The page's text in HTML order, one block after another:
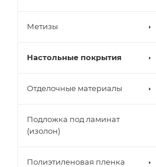
Метизы
Настольные покрытия
Отделочные материалы
Подложка под ламинат
(изолон)
Полиэтиленовая пленка